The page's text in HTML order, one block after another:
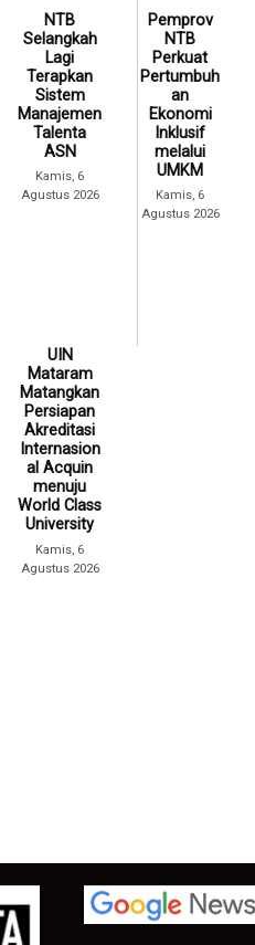
NTB
Selangkah
Lagi
Terapkan
Sistem
Manajemen
Talenta
ASN
Kamis, 6
Agustus 2026
Pemprov
NTB
Perkuat
Pertumbuh
an
Ekonomi
Inklusif
melalui
UMKM
Kamis, 6
Agustus 2026
UIN
Mataram
Matangkan
Persiapan
Akreditasi
Internasion
al Acquin
menuju
World Class
University
Kamis, 6
Agustus 2026